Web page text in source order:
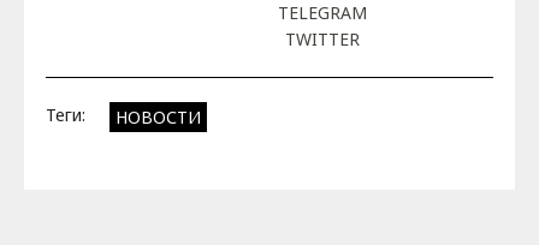
TELEGRAM
TWITTER
Теги: НОВОСТИ